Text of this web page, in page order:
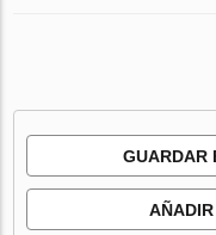
GUARDAR